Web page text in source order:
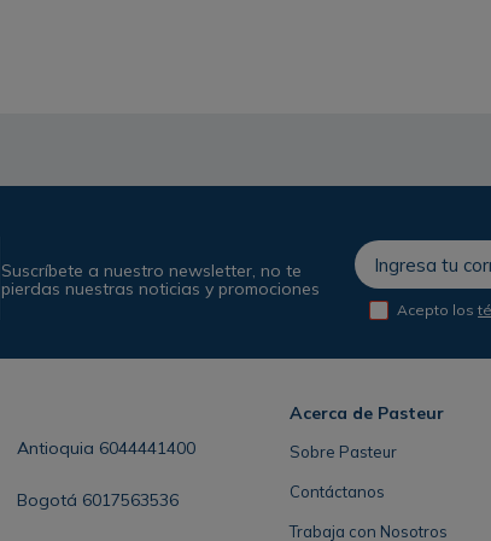
Suscríbete a nuestro newsletter, no te
pierdas nuestras noticias y promociones
Acepto los
Antioquia 6044441400
Bogotá 6017563536
Acerca de Pasteur
Sobre Pasteur
Contáctanos
Trabaja con Nosotros